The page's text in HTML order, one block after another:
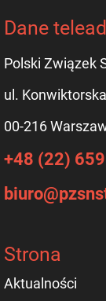
Dane
Polski Związek
ul.
00-216
+48 (22)
Strona
Aktualności